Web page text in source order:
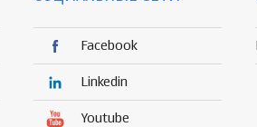
Facebook
Linkedin
Youtube